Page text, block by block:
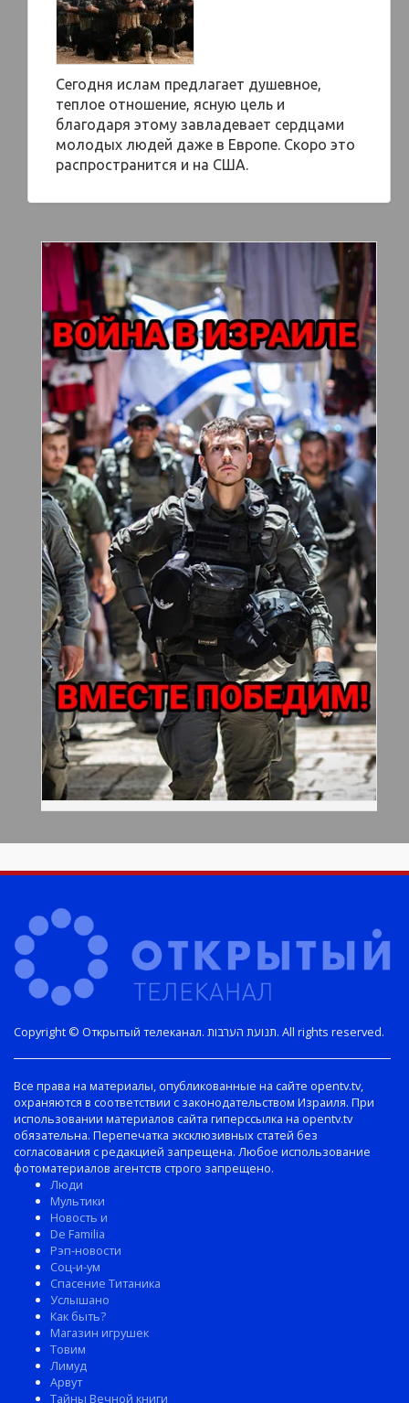
Сегодня ислам предлагает душевное,
теплое отношение, ясную цель и
благодаря этому завладевает сердцами
молодых людей даже в Европе. Скоро это
распространится и на США.
Copyright © Открытый телеканал. תנועת הערבות. All rights reserved.
Все права на материалы, опубликованные на сайте opentv.tv,
охраняются в соответствии с законодательством Израиля. При
использовании материалов сайта гиперссылка на opentv.tv
обязательна. Перепечатка эксклюзивных статей без
согласования с редакцией запрещена. Любое использование
фотоматериалов агентств строго запрещено.
Люди
Мультики
Новость и
De Familia
Рэп-новости
Соц-и-ум
Спасение Титаника
Услышано
Как быть?
Магазин игрушек
Товим
Лимуд
Арвут
Тайны Вечной книги